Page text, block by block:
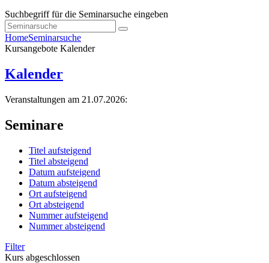
Suchbegriff für die Seminarsuche eingeben
HomeSeminarsuche
Kursangebote Kalender
Kalender
Veranstaltungen am 21.07.2026:
Seminare
Titel aufsteigend
Titel absteigend
Datum aufsteigend
Datum absteigend
Ort aufsteigend
Ort absteigend
Nummer aufsteigend
Nummer absteigend
Filter
Kurs abgeschlossen